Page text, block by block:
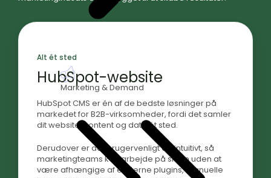
Marketing & Demand
Alt ét sted
HubSpot-website
HubSpot CMS er én af de bedste løsninger på
markedet for B2B-virksomheder, fordi det samler
dit website, content og data ét sted.
Derudover er det brugervenligt og intuitivt, så
marketingteams kan arbejde på siden uden at
være afhængige af eksterne plugins, manuelle